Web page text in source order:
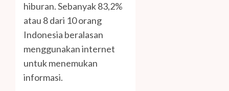
hiburan. Sebanyak 83,2%
atau 8 dari 10 orang
Indonesia beralasan
menggunakan internet
untuk menemukan
informasi.